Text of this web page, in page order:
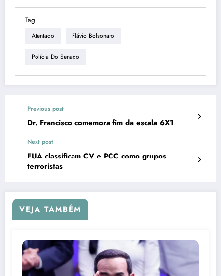
Tag
Atentado Flávio Bolsonaro
Polícia Do Senado
Previous post
Dr. Francisco comemora fim da escala 6X1
Next post
EUA classificam CV e PCC como grupos
terroristas
VEJA TAMBÉM